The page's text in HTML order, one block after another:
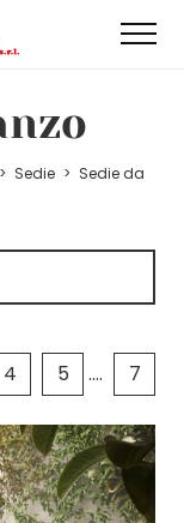
> Sedie > Sedie da
4 5 .... 7